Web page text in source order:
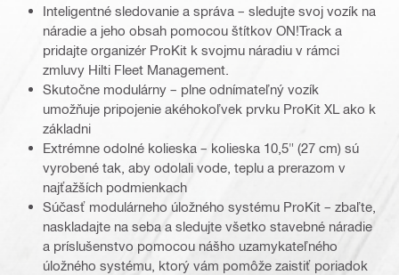
Inteligentné sledovanie a správa – sledujte svoj vozík na
náradie a jeho obsah pomocou štítkov ON!Track a
pridajte organizér ProKit k svojmu náradiu v rámci
zmluvy Hilti Fleet Management.
Skutočne modulárny – plne odnímateľný vozík
umožňuje pripojenie akéhokoľvek prvku ProKit XL ako k
základni
Extrémne odolné kolieska – kolieska 10,5" (27 cm) sú
vyrobené tak, aby odolali vode, teplu a prerazom v
najťažších podmienkach
Súčasť modulárneho úložného systému ProKit – zbaľte,
naskladajte na seba a sledujte všetko stavebné náradie
a príslušenstvo pomocou nášho uzamykateľného
úložného systému, ktorý vám pomôže zaistiť poriadok